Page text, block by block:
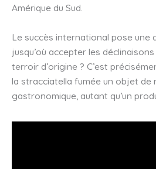
Amérique du Sud.
Le succès international pose une
jusqu’où accepter les
terroir d’origine ? C’est
la stracciatella fumée un objet de
gastronomique, autant qu’un